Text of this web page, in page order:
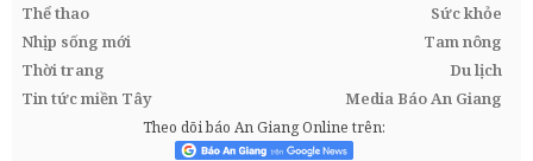
Thể thao
Sức khỏe
Nhịp sống mới
Tam nông
Thời trang
Du lịch
Tin tức miền Tây
Media Báo An Giang
Theo dõi báo An Giang Online trên: